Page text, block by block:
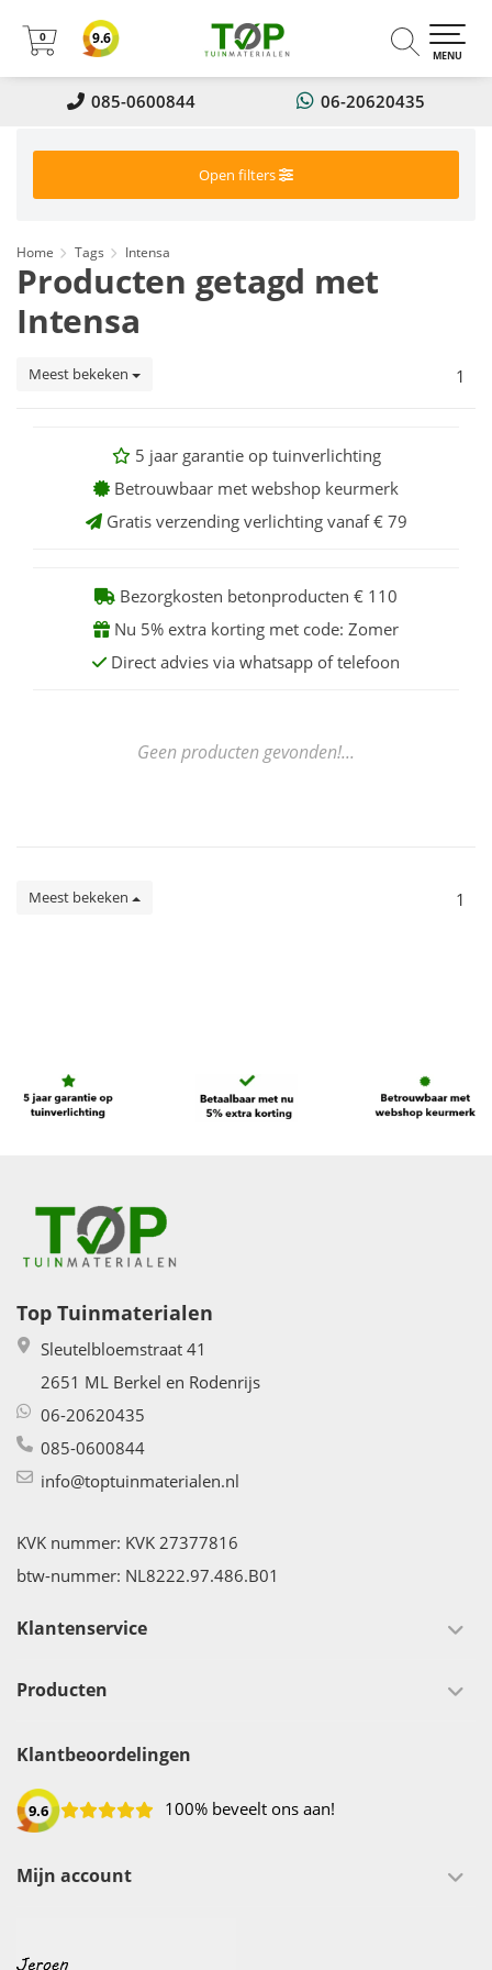
06-20620435
085-0600844
0
0
MENU
9.6
Open filters
Home Tags Intensa
Producten getagd met
Intensa
Meest bekeken 1
5 jaar garantie op tuinverlichting
Betrouwbaar met webshop keurmerk
Gratis verzending verlichting vanaf € 79
Bezorgkosten betonproducten € 110
Nu 5% extra korting met code: Zomer
Direct advies via whatsapp of telefoon
Geen producten gevonden!...
Meest bekeken 1
Top Tuinmaterialen
Sleutelbloemstraat 41
2651 ML Berkel en Rodenrijs
06-20620435
085-0600844
info@toptuinmaterialen.nl
KVK nummer: KVK 27377816
btw-nummer: NL8222.97.486.B01
Klantenservice
Producten
Klantbeoordelingen
9.6 100% beveelt ons aan!
Mijn account